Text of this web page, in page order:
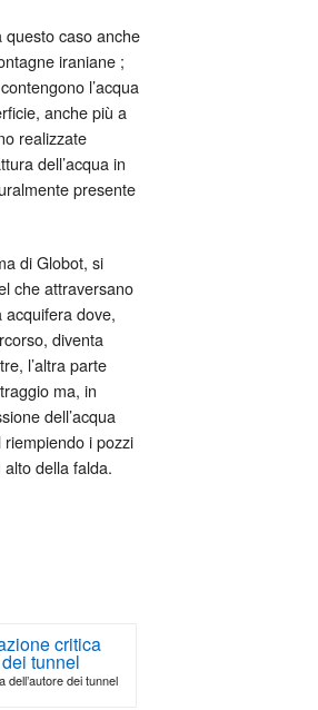
questo caso anche
iraniane ;
l’acqua
anche più a
realizzate
dell’acqua in
presente
di Globot, si
che attraversano
acquifera dove,
diventa
l’altra parte
ma, in
dell’acqua
i pozzi
della falda.
dell’autore dei tunnel